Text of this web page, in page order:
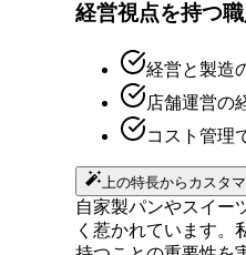
経営視点を持つ
経営と製造
店舗運営の
コスト管理
上の特長からカスタ
自家製パンやスイー
く惹かれています。